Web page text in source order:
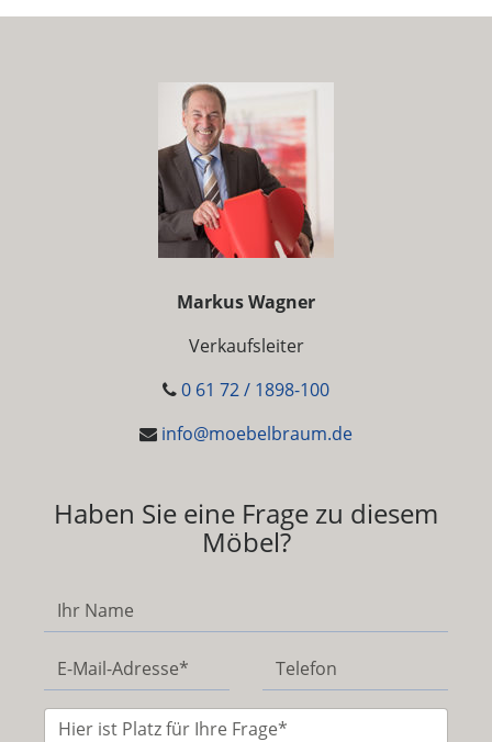
Markus Wagner
Verkaufsleiter
0 61 72 / 1898-100
info@moebelbraum.de
Haben Sie eine Frage zu diesem
Möbel?